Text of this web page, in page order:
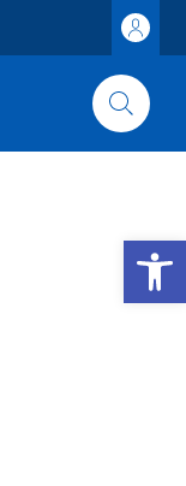
Apri la